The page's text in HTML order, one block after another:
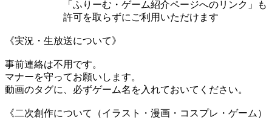
「ふりーむ・ゲーム紹介ページへのリンク」も
許可を取らずにご利用いただけます
《実況・生放送について》
事前連絡は不用です。
マナーを守ってお願いします。
動画のタグに、必ずゲーム名を入れておいてください。
《二次創作について（イラスト・漫画・コスプレ・ゲーム）